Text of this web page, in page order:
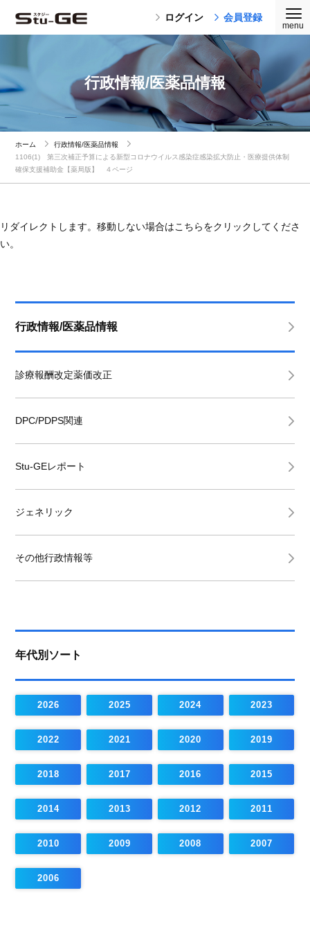
ログイン 会員登録
行政情報/医薬品情報
ホーム
行政情報/医薬品情報
1106(1) 第三次補正予算による新型コロナウイルス感染症感染拡大防止・医療提供体制
確保支援補助金【薬局版】 ４ページ
リダイレクトします。移動しない場合はこちらをクリックしてくださ
い。
行政情報/医薬品情報
診療報酬改定薬価改正
DPC/PDPS関連
Stu-GEレポート
ジェネリック
その他行政情報等
年代別ソート
2026 2025 2024 2023
2022 2021 2020 2019
2018 2017 2016 2015
2014 2013 2012 2011
2010 2009 2008 2007
2006